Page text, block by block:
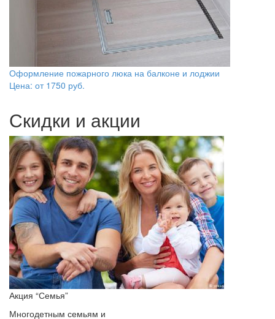
Оформление пожарного люка на балконе и лоджии
Цена: от 1750 руб.
Скидки и акции
Акция “Семья”
Многодетным семьям и